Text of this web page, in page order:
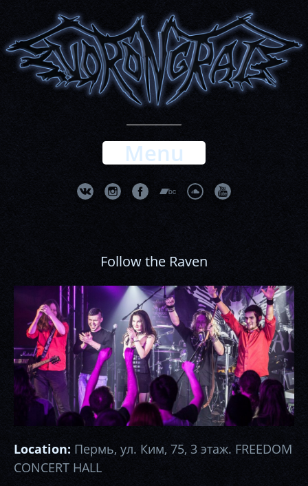
Menu
Follow the Raven
Location: Пермь, ул. Ким, 75, 3 этаж. FREEDOM
CONCERT HALL